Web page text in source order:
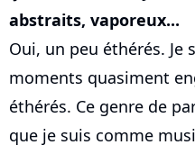
abstraits, vaporeux...
Oui, un peu éthérés. Je
moments quasiment
éthérés. Ce genre de
que je suis comme